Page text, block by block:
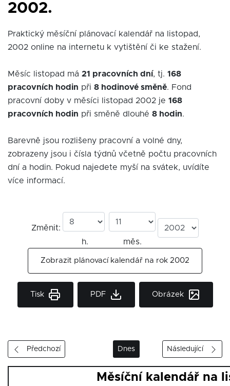
2002.
Praktický měsíční plánovací kalendář na listopad,
2002 online na internetu k vytištění či ke stažení.
Měsíc listopad má 21 pracovních dní, tj. 168
pracovních hodin při 8 hodinové směně. Fond
pracovní doby v měsíci listopad 2002 je 168
pracovních hodin při směně dlouhé 8 hodin.
Barevně jsou rozlišeny pracovní a volné dny,
zobrazeny jsou i čísla týdnů včetně počtu pracovních
dní a hodin. Pokud najedete myší na svátek, uvídíte
více informací.
Změnit:
h.
měs.
Zobrazit plánovací kalendář na rok 2002
Tisk PDF Obrázek
Předchozí Dnes Následující
Měsíční kalendář na